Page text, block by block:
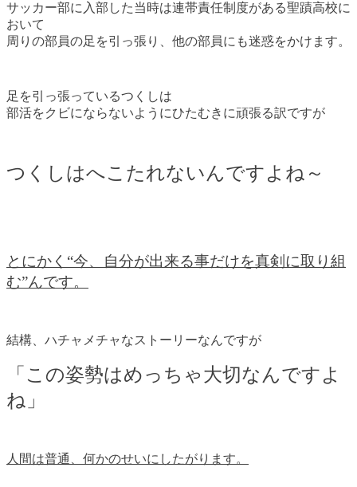
サッカー部に入部した当時は連帯責任制度がある聖蹟高校に
おいて
周りの部員の足を引っ張り、他の部員にも迷惑をかけます。
足を引っ張っているつくしは
部活をクビにならないようにひたむきに頑張る訳ですが
つくしはへこたれないんですよね～
とにかく“今、自分が出来る事だけを真剣に取り組
む”んです。
結構、ハチャメチャなストーリーなんですが
「この姿勢はめっちゃ大切なんですよ
ね」
人間は普通、何かのせいにしたがります。